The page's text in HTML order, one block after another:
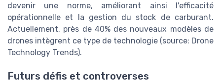
devenir une norme, améliorant ainsi l'efficacité
opérationnelle et la gestion du stock de carburant.
Actuellement, près de 40% des nouveaux modèles de
drones intègrent ce type de technologie (source: Drone
Technology Trends).
Futurs défis et controverses